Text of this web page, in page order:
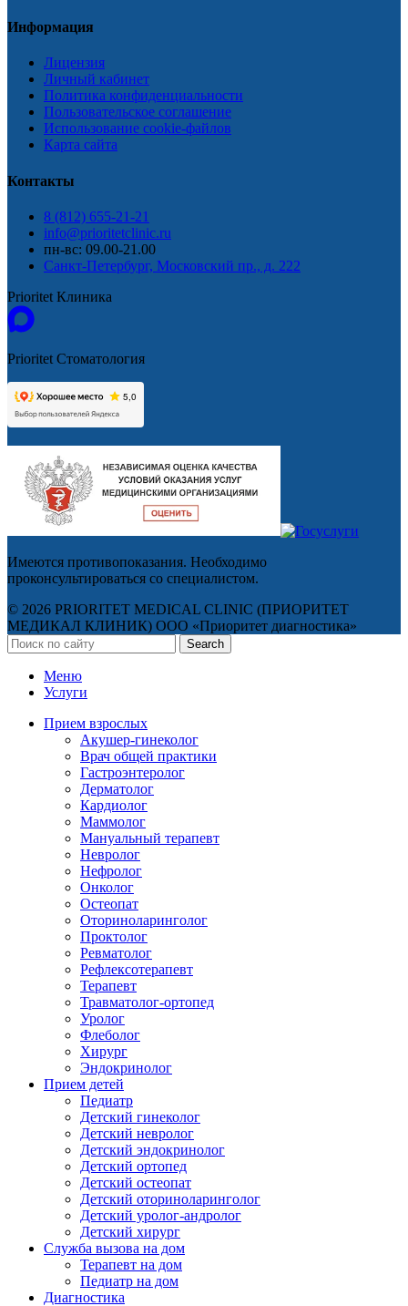
Информация
Лицензия
Личный кабинет
Политика конфиденциальности
Пользовательское соглашение
Использование cookie-файлов
Карта сайта
Контакты
8 (812) 655-21-21
info@prioritetclinic.ru
пн-вс: 09.00-21.00
Санкт-Петербург, Московский пр., д. 222
Prioritet Клиника
Prioritet Стоматология
Имеются противопоказания. Необходимо
проконсультироваться со специалистом.
© 2026 PRIORITET MEDICAL CLINIC (ПРИОРИТЕТ
МЕДИКАЛ КЛИНИК) ООО «Приоритет диагностика»
Search
Меню
Услуги
Прием взрослых
Акушер-гинеколог
Врач общей практики
Гастроэнтеролог
Дерматолог
Кардиолог
Маммолог
Мануальный терапевт
Невролог
Нефролог
Онколог
Остеопат
Оториноларинголог
Проктолог
Ревматолог
Рефлексотерапевт
Терапевт
Травматолог-ортопед
Уролог
Флеболог
Хирург
Эндокринолог
Прием детей
Педиатр
Детский гинеколог
Детский невролог
Детский эндокринолог
Детский ортопед
Детский остеопат
Детский оториноларинголог
Детский уролог-андролог
Детский хирург
Служба вызова на дом
Терапевт на дом
Педиатр на дом
Диагностика